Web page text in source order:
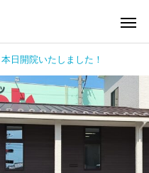
日開院いたしました！